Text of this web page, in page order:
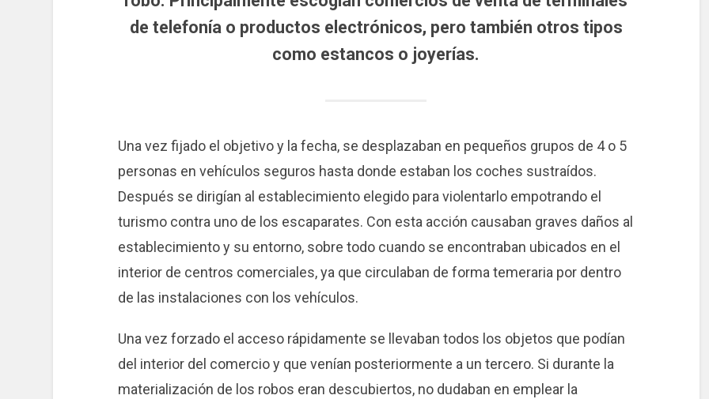
de telefonía o productos electrónicos, pero también otros tipos
como estancos o joyerías.
Una vez fijado el objetivo y la fecha, se desplazaban en pequeños grupos de 4 o 5
personas en vehículos seguros hasta donde estaban los coches sustraídos.
Después se dirigían al establecimiento elegido para violentarlo empotrando el
turismo contra uno de los escaparates. Con esta acción causaban graves daños al
establecimiento y su entorno, sobre todo cuando se encontraban ubicados en el
interior de centros comerciales, ya que circulaban de forma temeraria por dentro
de las instalaciones con los vehículos.
Una vez forzado el acceso rápidamente se llevaban todos los objetos que podían
del interior del comercio y que venían posteriormente a un tercero. Si durante la
materialización de los robos eran descubiertos, no dudaban en emplear la